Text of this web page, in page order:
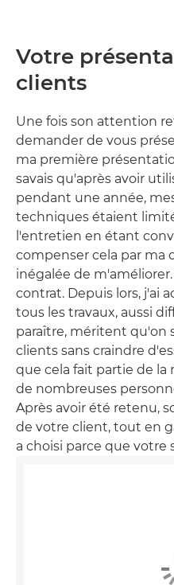
Votre
clients
Une fois son attention
demander de vous
ma première
savais qu'après avoir
pendant une année,
techniques étaient
l'entretien en étant
compenser cela par ma
inégalée de
contrat. Depuis lors, j'ai
tous les travaux, aussi
paraître, méritent qu'on
clients sans craindre
que cela fait partie de la
de nombreuses
Après avoir été retenu,
de votre client, tout en
a choisi parce que votre